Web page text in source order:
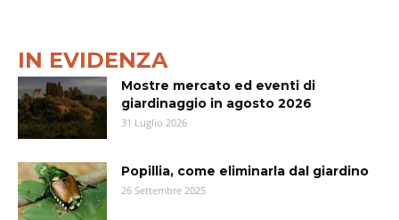
IN EVIDENZA
Mostre mercato ed eventi di
giardinaggio in agosto 2026
31 Luglio 2026
Popillia, come eliminarla dal giardino
26 Settembre 2025